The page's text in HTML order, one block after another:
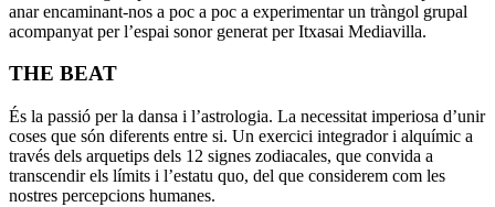
anar encaminant-nos a poc a poc a experimentar un tràngol grupal
acompanyat per l’espai sonor generat per Itxasai Mediavilla.
THE BEAT
És la passió per la dansa i l’astrologia. La necessitat imperiosa d’unir
coses que són diferents entre si. Un exercici integrador i alquímic a
través dels arquetips dels 12 signes zodiacales, que convida a
transcendir els límits i l’estatu quo, del que considerem com les
nostres percepcions humanes.